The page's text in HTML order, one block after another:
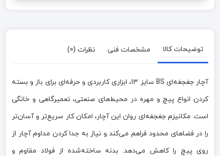
توضیحات کالا مشخصات فنی نظرات (0)
آچار جغجغه‌ای BS سایز 13، ابزاری کاربردی و حرفه‌ای برای باز و بسته
کردن انواع پیچ و مهره در محیط‌های صنعتی، تعمیرگاهی و خانگی
است. مکانیزم جغجغه‌ای روان این آچار، امکان کار سریع‌تر و آسان‌تر
را در فضاهای محدود فراهم می‌کند و نیاز به جدا کردن مداوم آچار از
روی پیچ را کاهش می‌دهد. بدنه ساخته‌شده از فولاد مقاوم و